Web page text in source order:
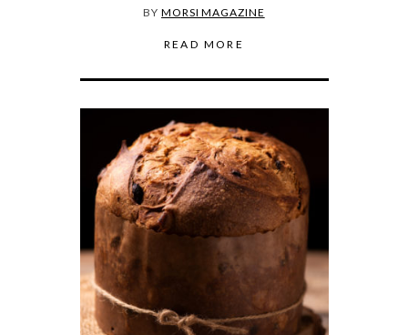
BYMORSI MAGAZINE
READ MORE